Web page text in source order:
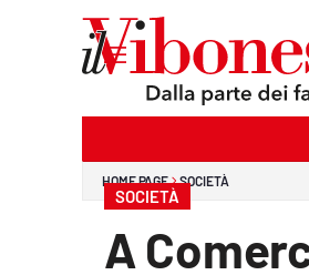
HOME PAGE SOCIETÀ
SOCIETÀ
A